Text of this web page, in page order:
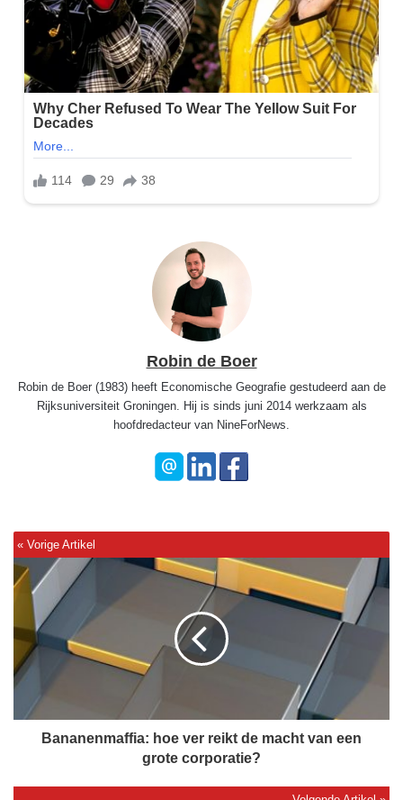
Robin de Boer
Robin de Boer (1983) heeft Economische Geografie gestudeerd aan de
Rijksuniversiteit Groningen. Hij is sinds juni 2014 werkzaam als
hoofdredacteur van NineForNews.
B
a
a
n
e
n
a
Bananenmaffia: hoe ver reikt de macht van een
grote corporatie?